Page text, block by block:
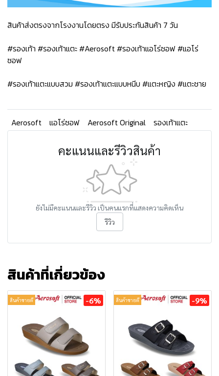
สินค้าส่งตรงจากโรงงานโดยตรง มีรับประกันสินค้า 7 วัน
#รองเท้า #รองเท้าแตะ #Aerosoft #รองเท้าแอโร่ซอฟ #แอโร่
ซอฟ
#รองเท้าแตะแบบสวม #รองเท้าแตะแบบหนีบ #แตะหญิง #แตะชาย
Aerosoft แอโร่ซอฟ Aerosoft Original รองเท้าแตะ
คะแนนและรีวิวสินค้า
ยังไม่มีคะแนนและรีวิว เป็นคนแรกที่แสดงความคิดเห็น
รีวิว
สินค้าที่เกี่ยวข้อง
สินค้าขายดี -6% สินค้าขายดี -9%